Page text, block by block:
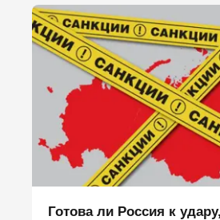
Готова ли Россия к